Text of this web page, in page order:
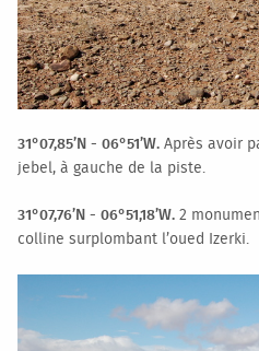
31°07,85’N - 06°51’W.Après avoir
jebel, à gauche de la piste.
31°07,76’N - 06°51,18’W.2
colline surplombant l’oued Izerki.